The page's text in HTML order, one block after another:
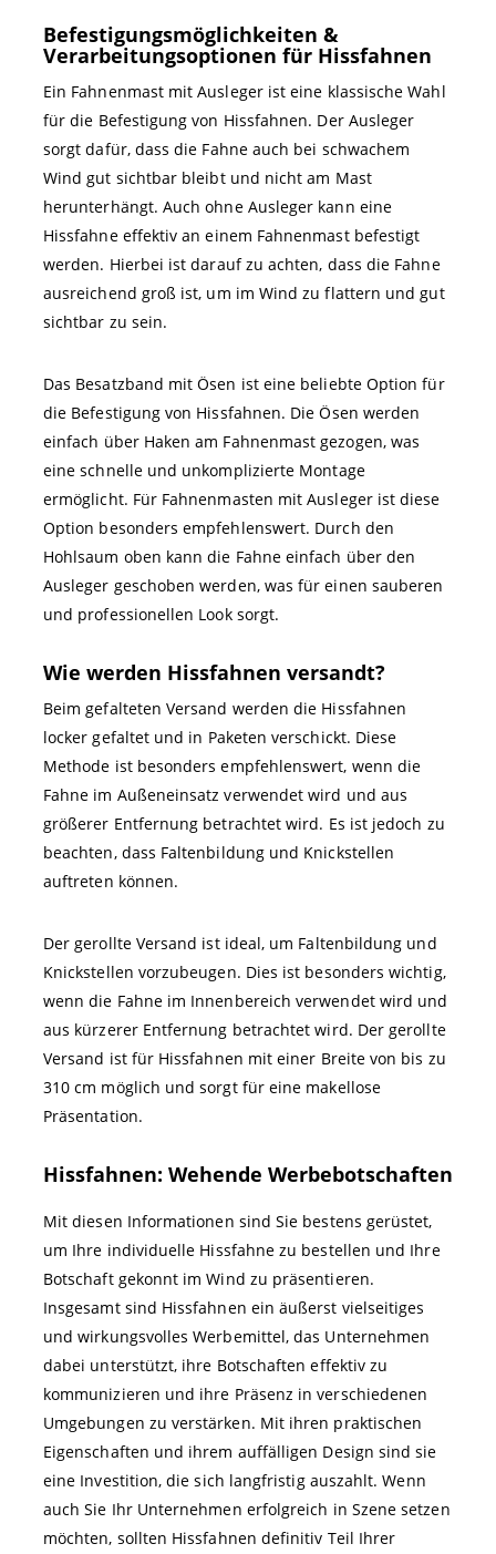
Befestigungsmöglichkeiten &
Verarbeitungsoptionen für Hissfahnen
Ein Fahnenmast mit Ausleger ist eine klassische Wahl
für die Befestigung von Hissfahnen. Der Ausleger
sorgt dafür, dass die Fahne auch bei schwachem
Wind gut sichtbar bleibt und nicht am Mast
herunterhängt. Auch ohne Ausleger kann eine
Hissfahne effektiv an einem Fahnenmast befestigt
werden. Hierbei ist darauf zu achten, dass die Fahne
ausreichend groß ist, um im Wind zu flattern und gut
sichtbar zu sein.
Das Besatzband mit Ösen ist eine beliebte Option für
die Befestigung von Hissfahnen. Die Ösen werden
einfach über Haken am Fahnenmast gezogen, was
eine schnelle und unkomplizierte Montage
ermöglicht. Für Fahnenmasten mit Ausleger ist diese
Option besonders empfehlenswert. Durch den
Hohlsaum oben kann die Fahne einfach über den
Ausleger geschoben werden, was für einen sauberen
und professionellen Look sorgt.
Wie werden Hissfahnen versandt?
Beim gefalteten Versand werden die Hissfahnen
locker gefaltet und in Paketen verschickt. Diese
Methode ist besonders empfehlenswert, wenn die
Fahne im Außeneinsatz verwendet wird und aus
größerer Entfernung betrachtet wird. Es ist jedoch zu
beachten, dass Faltenbildung und Knickstellen
auftreten können.
Der gerollte Versand ist ideal, um Faltenbildung und
Knickstellen vorzubeugen. Dies ist besonders wichtig,
wenn die Fahne im Innenbereich verwendet wird und
aus kürzerer Entfernung betrachtet wird. Der gerollte
Versand ist für Hissfahnen mit einer Breite von bis zu
310 cm möglich und sorgt für eine makellose
Präsentation.
Hissfahnen: Wehende Werbebotschaften
Mit diesen Informationen sind Sie bestens gerüstet,
um Ihre individuelle Hissfahne zu bestellen und Ihre
Botschaft gekonnt im Wind zu präsentieren.
Insgesamt sind Hissfahnen ein äußerst vielseitiges
und wirkungsvolles Werbemittel, das Unternehmen
dabei unterstützt, ihre Botschaften effektiv zu
kommunizieren und ihre Präsenz in verschiedenen
Umgebungen zu verstärken. Mit ihren praktischen
Eigenschaften und ihrem auffälligen Design sind sie
eine Investition, die sich langfristig auszahlt. Wenn
auch Sie Ihr Unternehmen erfolgreich in Szene setzen
möchten, sollten Hissfahnen definitiv Teil Ihrer